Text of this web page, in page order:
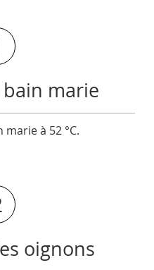
marie
à 52 °C.
oignons